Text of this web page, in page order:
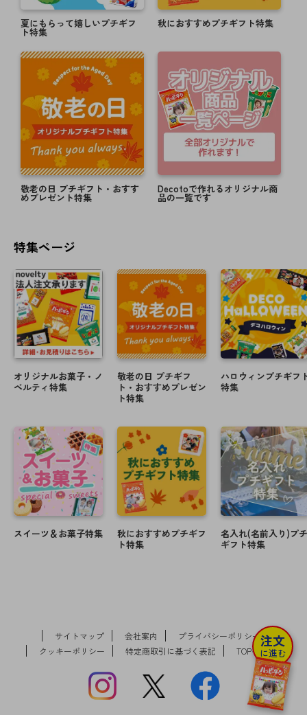
注文
に進む
す。
2021-12-1
お正月・受験フレーム、スタンプを追加しました。
2021-11-1
冬・クリスマスフレーム、スタンプを追加しました。
2021-9-2
秋フレーム、スタンプを追加しました。
2021-5-12
夏フレーム、スタンプを追加しました。
【GW休業のお知らせ】
5月1日(土)～5月9日(日)の期間は、お問い合わせ窓口を休
せていただきます。
しくお願い申し上げます。
※ご注文に関してましては通常通り受け付けしておりま
す。
2021-3-29
父の日スタンプを追加しました。
2021-3-24
母の日＆こどもの日スタンプを追加しました。
2021-2-10
2021-01-06
バレンタイン&卒業送別フレーム・スタンプを追加しまし
た。
【年末年始休業のお知らせ】
2020年12月26日（土）～2021年1月4日（月）まで出荷お
よびお問い合わせ窓口を休業させて頂きます。
なお、メールでのお問合せに関しましては通常通り受け
付けしておりますが、2021年1月5日（火）より順次対応
2020-11-12
冬＆クリスマスフレーム・スタンプを追加しました。
メッセージスタンプを追加しました。
ハロウィン＆秋フレーム・スタンプを追加しました。
夏にもらって嬉しいプチギフ
ト特集
秋におすすめプチギフト特集
敬老の日 プチギフト・おすす
めプレゼント特集
Decotoで作れるオリジナル商
品の一覧です
特集ページ
オリジナルお菓子・ノ
ベルティ特集
スイーツ＆お菓子特集
敬老の日 プチギフ
ト・おすすめプレゼン
ト特集
秋におすすめプチギフ
ト特集
ハロウィンプチギフ
特集
名入れ(名前入り)プチ
ギフト特集
サイトマップ 会社案内
プライバシーポリシー
クッキーポリシー
特定商取引に基づく表記 TOPへ戻る